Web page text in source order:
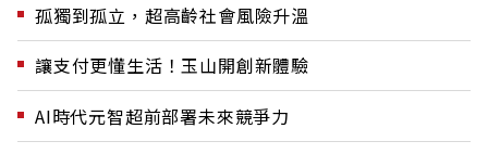
孤獨到孤立，超高齡社會風險升溫
讓支付更懂生活！玉山開創新體驗
AI時代元智超前部署未來競爭力